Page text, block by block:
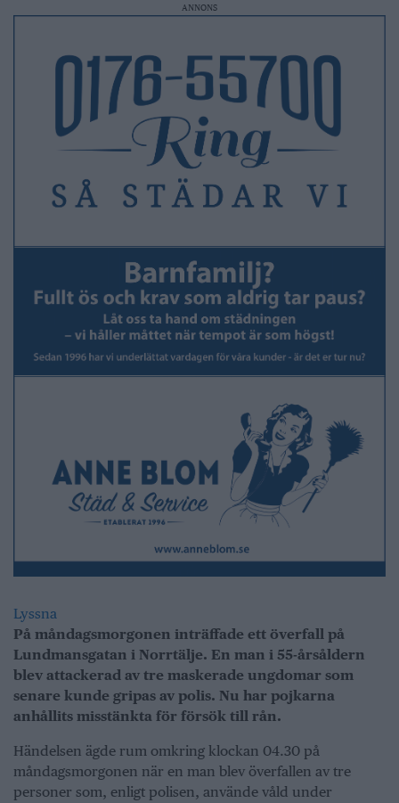
ANNONS
Lyssna
På måndagsmorgonen inträffade ett överfall på
Lundmansgatan i Norrtälje. En man i 55-årsåldern
blev attackerad av tre maskerade ungdomar som
senare kunde gripas av polis. Nu har pojkarna
anhållits misstänkta för försök till rån.
Händelsen ägde rum omkring klockan 04.30 på
måndagsmorgonen när en man blev överfallen av tre
personer som, enligt polisen, använde våld under